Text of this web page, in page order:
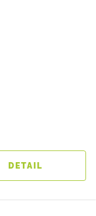
DETAIL